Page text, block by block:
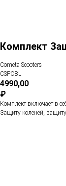
Комплект
Cometa Scooters
CSPCBL
4990,00
₽
Комплект включает в
Защиту коленей,